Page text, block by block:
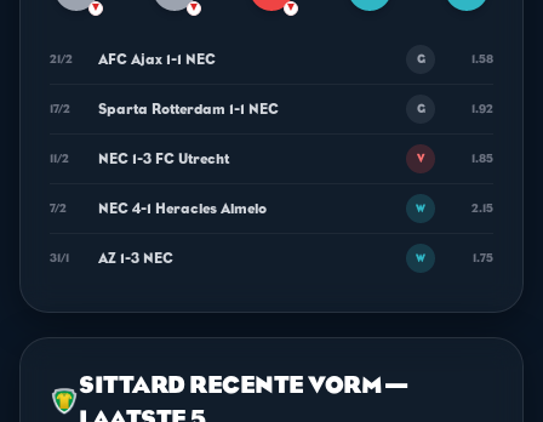
▼ ▼ ▼
21/2 AFC Ajax 1-1 NEC G 1.58
17/2 Sparta Rotterdam 1-1 NEC G 1.92
11/2 NEC 1-3 FC Utrecht V 1.85
7/2 NEC 4-1 Heracles Almelo W 2.15
31/1 AZ 1-3 NEC W 1.75
SITTARD RECENTE VORM —